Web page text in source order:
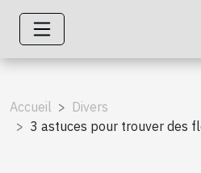
Accueil
Divers
3 astuces pour trouver des